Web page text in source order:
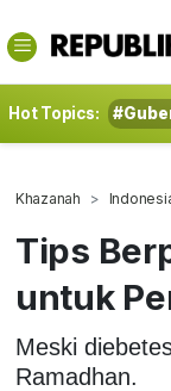
Hot Topics:
Khazanah
Tips
untuk
Meski
Ramadhan.